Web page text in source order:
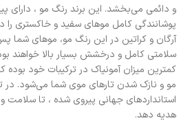
و دائمی می‌بخشد. این برند رنگ مو ، دارای
پوشانندگی کامل موهای سفید و خاکستری را
آرگان و کراتین در این رنگ مو، موهای شما
سلامتی کامل و درخشش بسیار بالا خواهند
کمترین میزان آمونیاک در ترکیبات خود بوده
مو و نازک شدن تارهای موی شما می‌شود. در
استانداردهای جهانی پیروی شده ، تا سلامت
هدیه دهد.